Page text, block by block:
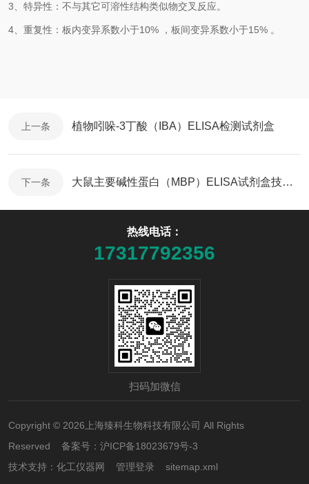
3、 特异性：不与其它可溶性结构类似物交叉反应。
4、 重复性：板内变异系数小于10% ， 板间变异系数小于1 5% 。
上一条 植物吲哚-3丁酸（IBA）ELISA检测试剂盒
下一条 大鼠主要碱性蛋白（MBP）ELISA试剂盒技术指导
热线电话：
17317792356
扫码加微信
Copyright © 2026上海臻科生物科技有限公司 All Rights
Reserved 备案号： 沪ICP备18023679号-3
技术支持： 化工仪器网 管理登录 sitemap.xml